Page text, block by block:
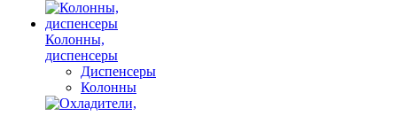
Колонны,
диспенсеры
Диспенсеры
Колонны